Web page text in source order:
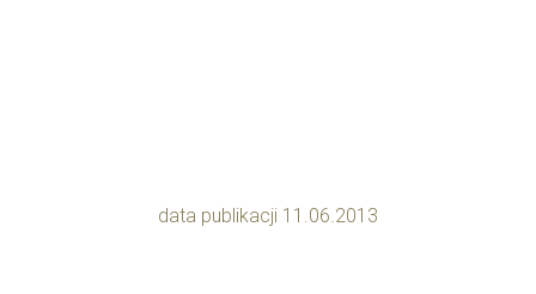
data publikacji 11.06.2013